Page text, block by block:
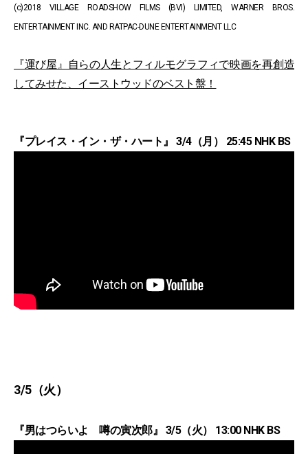
(c)2018 VILLAGE ROADSHOW FILMS (BVI) LIMITED, WARNER BROS.
ENTERTAINMENT INC. AND RATPAC-DUNE ENTERTAINMENT LLC
『運び屋』自らの人生とフィルモグラフィで映画を再創造
してみせた、イーストウッドのベスト盤！
『プレイス・イン・ザ・ハート』 3/4（月） 25:45 NHK BS
3/5（火）
『男はつらいよ 噂の寅次郎』 3/5（火） 13:00 NHK BS